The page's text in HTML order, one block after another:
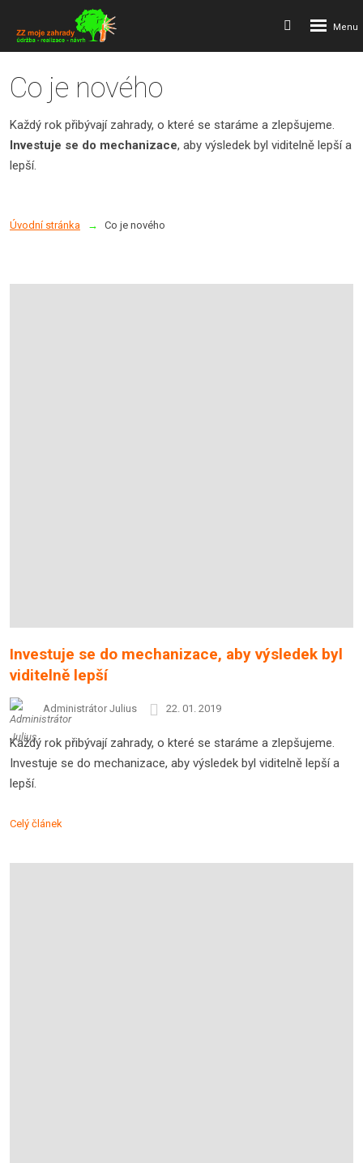
Vyhledávání
Rozbalení
Co je nového
Každý rok přibývají zahrady, o které se staráme a zlepšujeme.
Investuje se do mechanizace, aby výsledek byl viditelně lepší a
lepší.
Úvodní stránka Co je nového
Investuje se do mechanizace, aby výsledek byl
viditelně lepší
Administrátor Julius 22. 01. 2019
Každý rok přibývají zahrady, o které se staráme a zlepšujeme.
Investuje se do mechanizace, aby výsledek byl viditelně lepší a
lepší.
Celý článek